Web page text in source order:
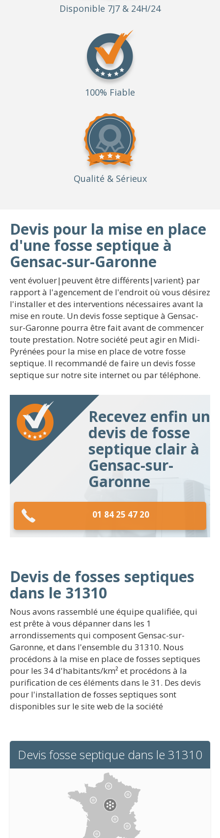
Disponible 7J7 & 24H/24
100% Fiable
Qualité & Sérieux
Devis pour la mise en place
d'une fosse septique à
Gensac-sur-Garonne
vent évoluer|peuvent être différents|varient} par
rapport à l'agencement de l'endroit où vous désirez
l'installer et des interventions nécessaires avant la
mise en route. Un devis fosse septique à Gensac-
sur-Garonne pourra être fait avant de commencer
toute prestation. Notre société peut agir en Midi-
Pyrénées pour la mise en place de votre fosse
septique. Il recommandé de faire un devis fosse
septique sur notre site internet ou par téléphone.
Recevez enfin un
devis de fosse
septique clair à
Gensac-sur-
Garonne
01 84 25 47 20
Devis de fosses septiques
dans le 31310
Nous avons rassemblé une équipe qualifiée, qui
est prête à vous dépanner dans les 1
arrondissements qui composent Gensac-sur-
Garonne, et dans l'ensemble du 31310. Nous
procédons à la mise en place de fosses septiques
pour les 34 d'habitants/km² et procédons à la
purification de ces éléments dans le 31. Des devis
pour l'installation de fosses septiques sont
disponibles sur le site web de la société
Devis fosse septique dans le 31310